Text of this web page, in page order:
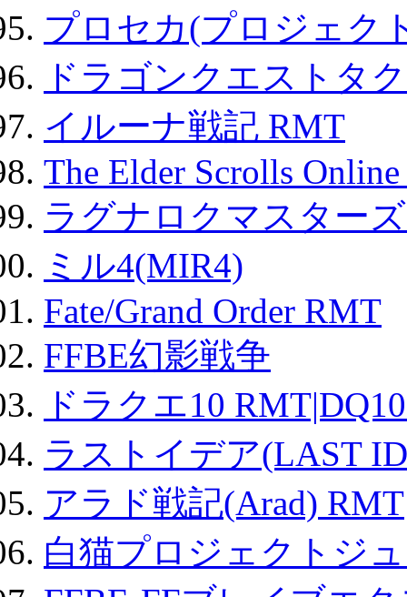
プロセカ(プロジェク
ドラゴンクエストタ
イルーナ戦記 RMT
The Elder Scrolls
ラグナロクマスター
ミル4(MIR4)
Fate/Grand Order RMT
FFBE幻影戦争
ドラクエ10
ラストイデア(LAST
アラド戦記(Arad) RMT
白猫プロジェクトジ